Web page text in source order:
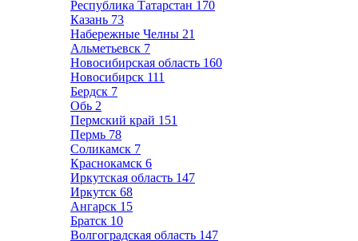
Республика Татарстан 170
Казань 73
Набережные Челны 21
Альметьевск 7
Новосибирская область 160
Новосибирск 111
Бердск 7
Обь 2
Пермский край 151
Пермь 78
Соликамск 7
Краснокамск 6
Иркутская область 147
Иркутск 68
Ангарск 15
Братск 10
Волгоградская область 147